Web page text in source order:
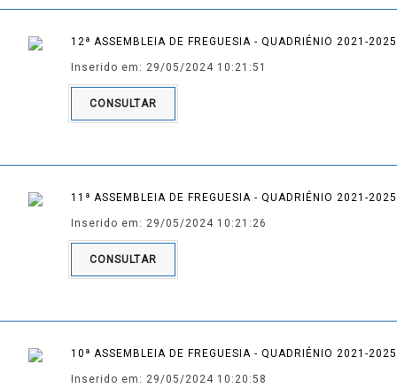
12ª ASSEMBLEIA DE FREGUESIA - QUADRIÉNIO 2021-2025
Inserido em: 29/05/2024 10:21:51
CONSULTAR
11ª ASSEMBLEIA DE FREGUESIA - QUADRIÉNIO 2021-2025
Inserido em: 29/05/2024 10:21:26
CONSULTAR
10ª ASSEMBLEIA DE FREGUESIA - QUADRIÉNIO 2021-2025
Inserido em: 29/05/2024 10:20:58